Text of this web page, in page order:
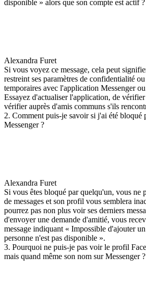
disponible » alors que son compte est actif ?
Alexandra Furet
Si vous voyez ce message, cela peut
restreint ses paramètres de confidentialité
temporaires avec l'application Messenger
Essayez d'actualiser l'application, de
vérifier auprès d'amis communs s'ils
2. Comment puis-je savoir si j'ai été bloqué
Messenger ?
Alexandra Furet
Si vous êtes bloqué par quelqu'un, vous ne
de messages et son profil vous semblera
pourrez pas non plus voir ses derniers
d'envoyer une demande d'amitié, vous
message indiquant « Impossible d'ajouter
personne n'est pas disponible ».
3. Pourquoi ne puis-je pas voir le profil
mais quand même son nom sur Messenger ?